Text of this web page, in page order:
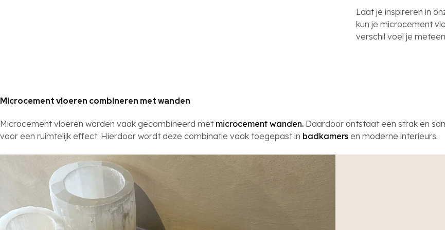
Laat je inspireren in
kun je microcement
verschil voel je meteen
Microcement vloeren combineren met wanden
Microcement vloeren worden vaak gecombineerd met microcement wanden. Daardoor ontstaat een strak en
voor een ruimtelijk effect. Hierdoor wordt deze combinatie vaak toegepast in badkamers en moderne interieurs.